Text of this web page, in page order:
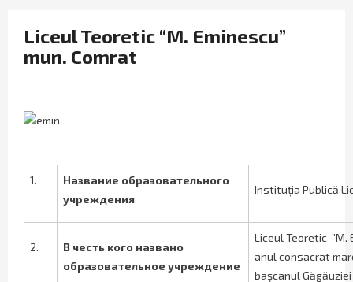
Liceul Teoretic “M. Eminescu”
mun. Comrat
1.
Название образовательного
учреждения
Instituția Publică
2.
В честь кого названо
образовательное учреждение
Liceul Teoretic ”M.
anul consacrat
başcanul